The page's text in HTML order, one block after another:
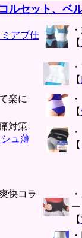
ルセット、ベ
アプ仕
【
【
楽に
【
対策
ュ薄
【
快コラ
ー
【